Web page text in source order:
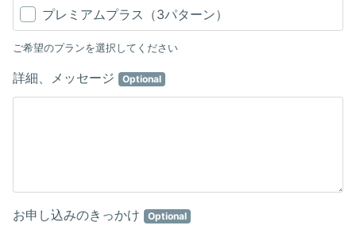
プレミアムプラス（3パターン）
ご希望のプランを選択してください
詳細、メッセージ Optional
お申し込みのきっかけ Optional